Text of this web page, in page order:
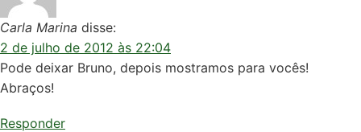
Carla Marina disse:
2 de julho de 2012 às 22:04
Pode deixar Bruno, depois mostramos para vocês!
Abraços!
Responder